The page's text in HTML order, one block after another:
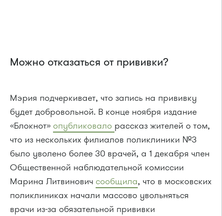
Можно отказаться от прививки?
Мэрия подчеркивает, что запись на прививку
будет добровольной. В конце ноября издание
«Блокнот» опубликовало рассказ жителей о том,
что из нескольких филиалов поликлиники №3
было уволено более 30 врачей, а 1 декабря член
Общественной наблюдательной комиссии
Марина Литвинович сообщила, что в московских
поликлиниках начали массово увольняться
врачи из-за обязательной прививки